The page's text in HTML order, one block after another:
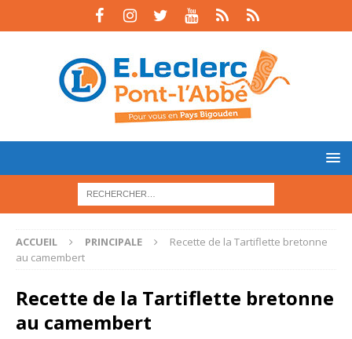
ACCUEIL PRINCIPALE
Recette de la Tartiflette bretonne
au camembert
Recette de la Tartiflette bretonne
au camembert